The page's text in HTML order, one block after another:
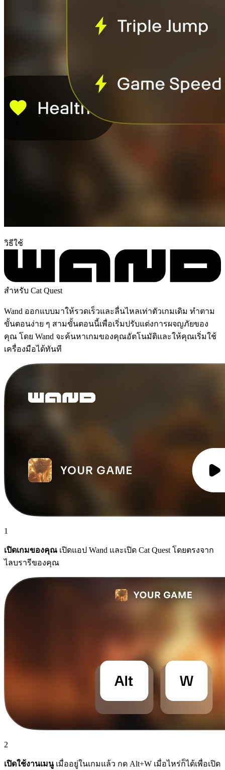
วิธีใช้
สำหรับ Cat Quest
Wand ออกแบบมาให้รวดเร็วและลื่นไหลเท่าตัวเกมเดิม ทำตาม
ขั้นตอนง่าย ๆ สามขั้นตอนนี้เพื่อเริ่มปรับแต่งการผจญภัยของ
คุณ โดย Wand จะค้นหาเกมของคุณอัตโนมัติและให้คุณเริ่มใช้
เครื่องมือได้ทันที
1
เปิดเกมของคุณ เปิดแอป Wand และเปิด Cat Quest โดยตรงจาก
ไลบรารีของคุณ
2
เปิดใช้งานเมนูเมื่ออยู่ในเกมแล้ว กด Alt+W เมื่อไหร่ก็ได้เพื่อเปิด